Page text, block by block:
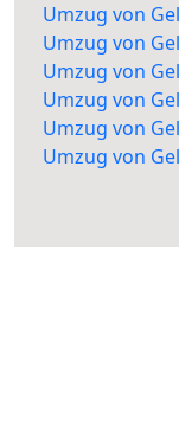
Umzug von
Umzug von
Umzug von
Umzug von
Umzug von
Umzug von